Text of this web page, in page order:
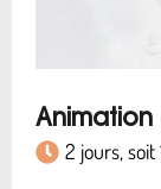
Animation
2 jours, soit